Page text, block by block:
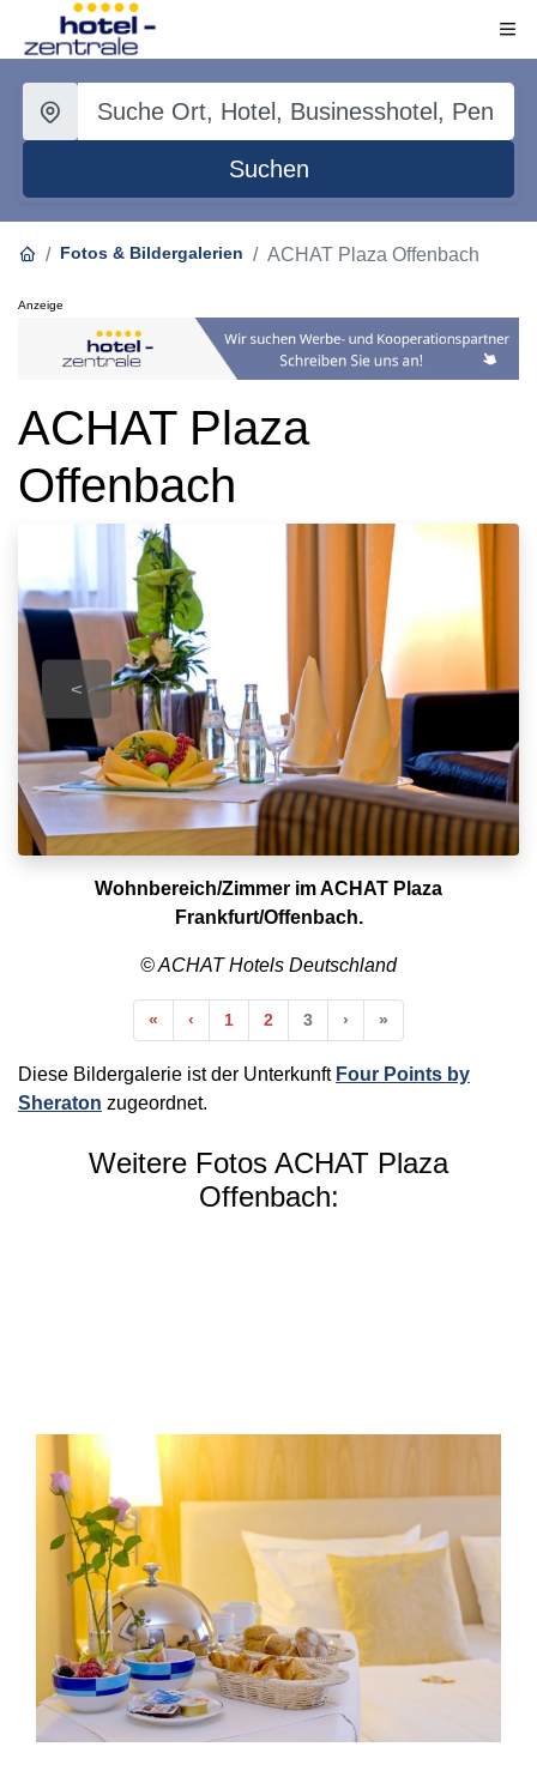
Suchen
Fotos & Bildergalerien ACHAT Plaza Offenbach
Anzeige
ACHAT Plaza
Offenbach
<
Wohnbereich/Zimmer im ACHAT Plaza
Frankfurt/Offenbach.
© ACHAT Hotels Deutschland
« Anfang
‹ Vorherige
1 2 3 › Nächste
»
Diese Bildergalerie ist der Unterkunft Four Points by
Sheraton zugeordnet.
Weitere Fotos ACHAT Plaza
Offenbach: